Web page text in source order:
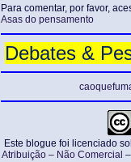
Para comentar, por favor,
Asas do pensamento
Debates &
Este blogue foi licenciado
Atribuição – Não Comercial